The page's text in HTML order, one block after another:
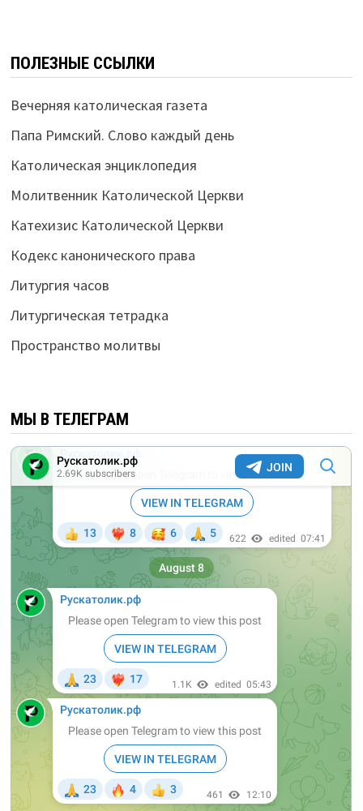
ПОЛЕЗНЫЕ ССЫЛКИ
Вечерняя католическая газета
Папа Римский. Слово каждый день
Католическая энциклопедия
Молитвенник Католической Церкви
Катехизис Католической Церкви
Кодекс канонического права
Литургия часов
Литургическая тетрадка
Пространство молитвы
МЫ В ТЕЛЕГРАМ